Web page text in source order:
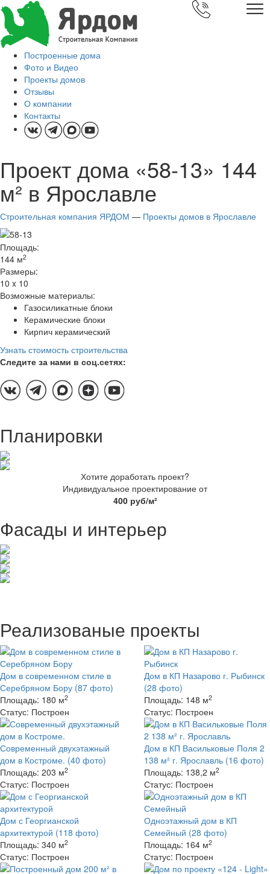
Построенные дома
Фото и Видео
Проекты домов
Отзывы
О компании
Контакты
Проект дома «58-13» 144
м² в Ярославле
Строительная компания ЯРДОМ — Проекты домов в Ярославле
Площадь:
144 м2
Размеры:
10 x 10
Возможные материалы:
Газосиликатные блоки
Керамические блоки
Кирпич керамический
Узнать стоимость строительства
Следите за нами в соц.сетях:
Планировки
Хотите доработать проект?
Индивидуальное проектирование от
400 руб/м²
Фасады и интерьер
Реализованые проекты
Дом в современном стиле в
Серебряном Бору (87 фото)
Площадь: 180 м2
Статус: Построен
Дом в КП Назарово г. Рыбинск
(28 фото)
Площадь: 148 м2
Статус: Построен
Современный двухэтажный
дом в Костроме. (40 фото)
Площадь: 203 м2
Статус: Построен
Дом в КП Васильковые Поля 2
138 м² г. Ярославль (16 фото)
Площадь: 138,2 м2
Статус: Построен
Дом с Георгианской
архитектурой (118 фото)
Площадь: 340 м2
Статус: Построен
Одноэтажный дом в КП
Семейный (28 фото)
Площадь: 164 м2
Статус: Построен